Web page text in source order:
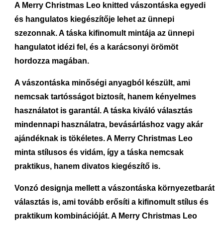
A Merry Christmas Leo knitted vászontáska egyedi
és hangulatos kiegészítője lehet az ünnepi
szezonnak. A táska kifinomult mintája az ünnepi
hangulatot idézi fel, és a karácsonyi örömöt
hordozza magában.
A vászontáska minőségi anyagból készült, ami
nemcsak tartósságot biztosít, hanem kényelmes
használatot is garantál. A táska kiváló választás
mindennapi használatra, bevásárláshoz vagy akár
ajándéknak is tökéletes. A Merry Christmas Leo
minta stílusos és vidám, így a táska nemcsak
praktikus, hanem divatos kiegészítő is.
Vonzó designja mellett a vászontáska környezetbarát
választás is, ami tovább erősíti a kifinomult stílus és
praktikum kombinációját. A Merry Christmas Leo